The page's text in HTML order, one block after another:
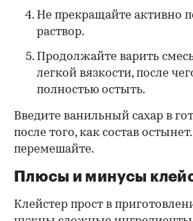
Не прекращайте активно
раствор.
Продолжайте варить
легкой вязкости, после
полностью остыть.
Введите ванильный сахар в
после того, как состав
перемешайте.
Плюсы и минусы
Клейстер прост в